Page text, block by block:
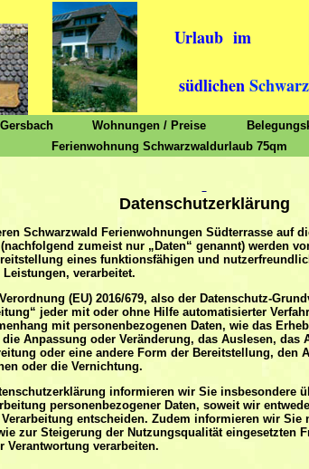
Urlaub im
südlichen
Gersbach Wohnungen / Preise
Ferienwohnung Schwarzwaldurlaub 75qm
Datenschutzerklärung
Schwarzwald Ferienwohnungen Südterrasse auf
zumeist nur „Daten“ genannt) werden
eines funktionsfähigen und
verarbeitet.
(EU) 2016/679, also der Datenschutz-
jeder mit oder ohne Hilfe automatisierter
mit personenbezogenen Daten, wie das
Anpassung oder Veränderung, das Auslesen, das
oder eine andere Form der Bereitstellung, den
oder die Vernichtung.
informieren wir Sie insbesondere
personenbezogener Daten, soweit wir
entscheiden. Zudem informieren wir
zur Steigerung der Nutzungsqualität eingesetzten
Verantwortung verarbeiten.